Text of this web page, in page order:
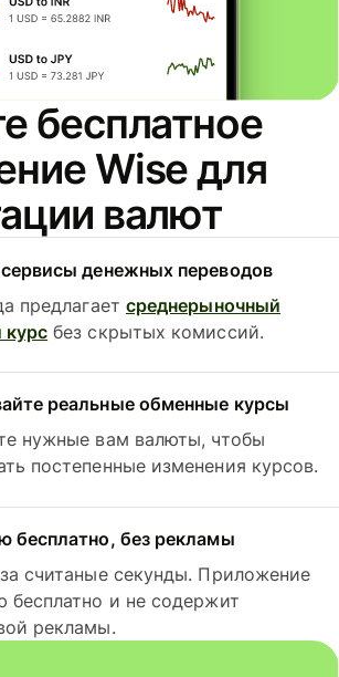
бесплатное
Wise для
валют
денежных переводов
предлагает среднерыночный
без скрытых комиссий.
реальные обменные курсы
нужные вам валюты, чтобы
постепенные изменения курсов.
бесплатно, без рекламы
считаные секунды. Приложение
бесплатно и не содержит
рекламы.